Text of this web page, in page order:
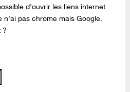
d'ouvrir les liens internet
n'ai pas chrome mais Google.
?